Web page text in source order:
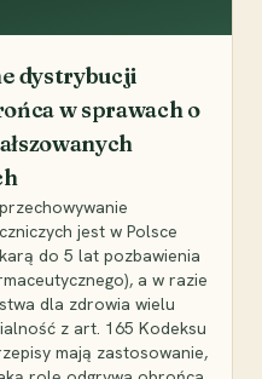
dystrybucji
w sprawach o
jest w Polsce
do 5 lat pozbawienia
a w razie
dla zdrowia wielu
z art. 165 Kodeksu
mają zastosowanie,